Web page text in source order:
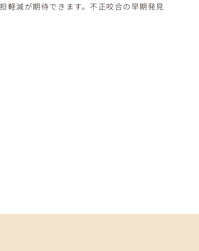
軽減が期待できます。不正咬合の早期発見